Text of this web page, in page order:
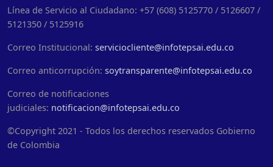
Línea de Servicio al Ciudadano: +57 (608) 5125770 / 5126607 /
5121350 / 5125916
Correo Institucional: serviciocliente@infotepsai.edu.co
Correo anticorrupción: soytransparente@infotepsai.edu.co
Correo de notificaciones
judiciales: notificacion@infotepsai.edu.co
©Copyright 2021 - Todos los derechos reservados Gobierno
de Colombia